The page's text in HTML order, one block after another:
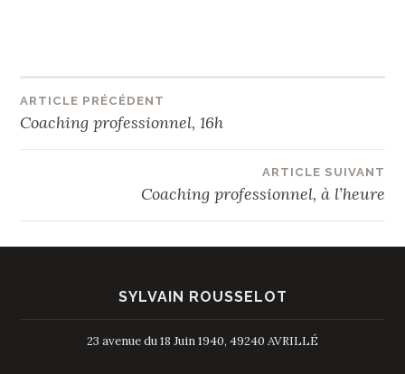
Navigation
ARTICLE PRÉCÉDENT
Coaching professionnel, 16h
ARTICLE SUIVANT
Coaching professionnel, à l’heure
SYLVAIN ROUSSELOT
23 avenue du 18 Juin 1940, 49240 AVRILLÉ